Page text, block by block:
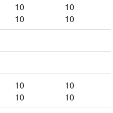
10
10
10
10
10
10
10
10